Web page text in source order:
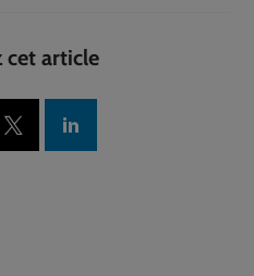
cet article